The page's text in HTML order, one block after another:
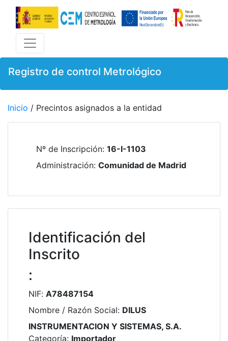
Registro de control Metrológico
Inicio / Precintos asignados a la entidad
Nº de Inscripción: 16-I-1103
Administración: Comunidad de Madrid
Identificación del
Inscrito
:
NIF: A78487154
Nombre / Razón Social: DILUS
INSTRUMENTACION Y SISTEMAS, S.A.
Categoría: Importador